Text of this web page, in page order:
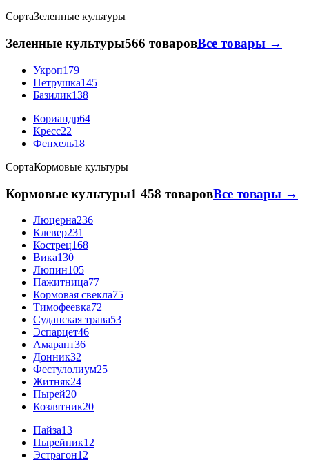
СортаЗеленные культуры
Зеленные культуры566 товаровВсе товары →
Укроп179
Петрушка145
Базилик138
Кориандр64
Кресс22
Фенхель18
СортаКормовые культуры
Кормовые культуры1 458 товаровВсе товары →
Люцерна236
Клевер231
Кострец168
Вика130
Люпин105
Пажитница77
Кормовая свекла75
Тимофеевка72
Суданская трава53
Эспарцет46
Амарант36
Донник32
Фестулолиум25
Житняк24
Пырей20
Козлятник20
Пайза13
Пырейник12
Эстрагон12